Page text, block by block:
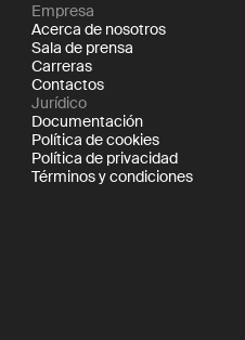
Empresa
Acerca de nosotros
Sala de prensa
Carreras
Contactos
Jurídico
Documentación
Política de cookies
Política de privacidad
Términos y condiciones